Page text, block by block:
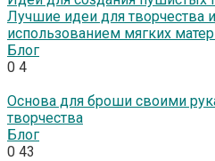
Лучшие идеи для творчества
использованием мягких
Блог
0 4
Основа для броши своими
творчества
Блог
0 43